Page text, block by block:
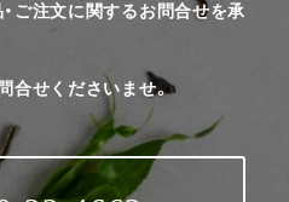
ご注文に関するお問合せを承
合せくださいませ。